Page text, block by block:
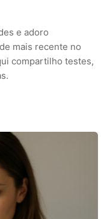
e adoro
mais recente no
compartilho testes,